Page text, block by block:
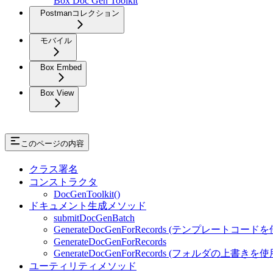
Postmanコレクション
モバイル
Box Embed
Box View
このページの内容
クラス署名
コンストラクタ
DocGenToolkit()
ドキュメント生成メソッド
submitDocGenBatch
GenerateDocGenForRecords (テンプレートコードを
GenerateDocGenForRecords
GenerateDocGenForRecords (フォルダの上書きを使
ユーティリティメソッド